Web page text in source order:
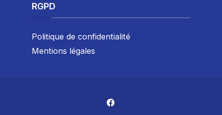
RGPD
Politique de confidentialité
Mentions légales